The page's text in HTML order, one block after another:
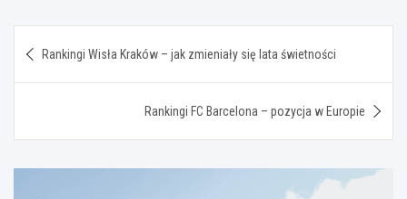
wpisu
Rankingi Wisła Kraków – jak zmieniały się lata świetności
Rankingi FC Barcelona – pozycja w Europie